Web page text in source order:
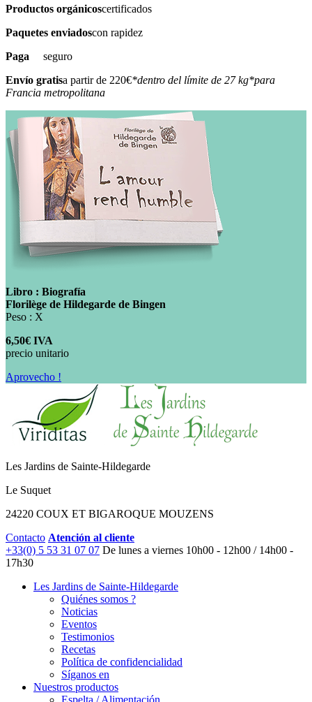
Productos orgánicoscertificados
Paquetes enviadoscon rapidez
Paga seguro
Envío gratisa partir de 220€*dentro del límite de 27 kg*para
Francia metropolitana
Libro : Biografía
Florilège de Hildegarde de Bingen
Peso : X
6,50€ IVA
precio unitario
Aprovecho !
Les Jardins de Sainte-Hildegarde
Le Suquet
24220 COUX ET BIGAROQUE MOUZENS
Contacto Atención al cliente
+33(0) 5 53 31 07 07 De lunes a viernes 10h00 - 12h00 / 14h00 -
17h30
Les Jardins de Sainte-Hildegarde
Quiénes somos ?
Noticias
Eventos
Testimonios
Recetas
Política de confidencialidad
Síganos en
Nuestros productos
Espelta / Alimentación